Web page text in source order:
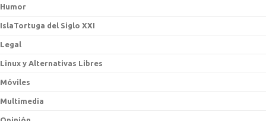
Humor
IslaTortuga del Siglo XXI
Legal
Linux y Alternativas Libres
Móviles
Multimedia